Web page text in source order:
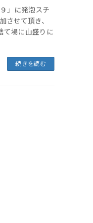
」に発泡スチ
させて頂き、
て場に山盛りに
続きを読む